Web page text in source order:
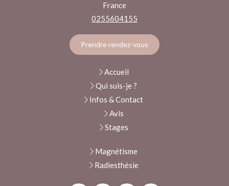
France
0255604155
Prendre rendez-vous
Accueil
Qui suis-je ?
Infos & Contact
Avis
Stages
Magnétisme
Radiesthésie